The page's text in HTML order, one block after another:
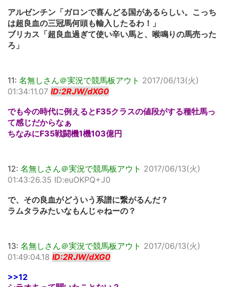
アルゼンチン「ガロンで喜んどる国があるらしい。こっち
は超良血の三冠馬何頭も輸入したるわ！」
ブリカス「超良血過ぎて使い辛い馬と、喉鳴りの馬売った
ろ」
11: 名無しさん＠実況で競馬板アウト 2017/06/13(火)
01:34:11.07 ID:2RJW/dXG0
でも今の時代に例えるとF35クラスの値段がする種牡馬っ
て感じだからなぁ
ちなみにF35戦闘機1機103億円
12: 名無しさん＠実況で競馬板アウト 2017/06/13(火)
01:43:26.35 ID:euOKPQ+J0
で、その良血がどういう系譜に繋がるんだ？
ラムタラみたいなもんじゃねーの？
13: 名無しさん＠実況で競馬板アウト 2017/06/13(火)
01:49:04.18 ID:2RJW/dXG0
>>12